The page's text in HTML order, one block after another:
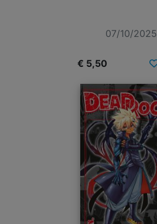
07/10/2025
€ 5,50